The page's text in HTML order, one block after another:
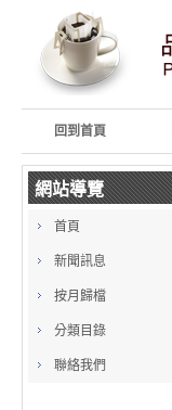
回到首頁
網站導覽
首頁
新聞訊息
按月歸檔
分類目錄
聯絡我們